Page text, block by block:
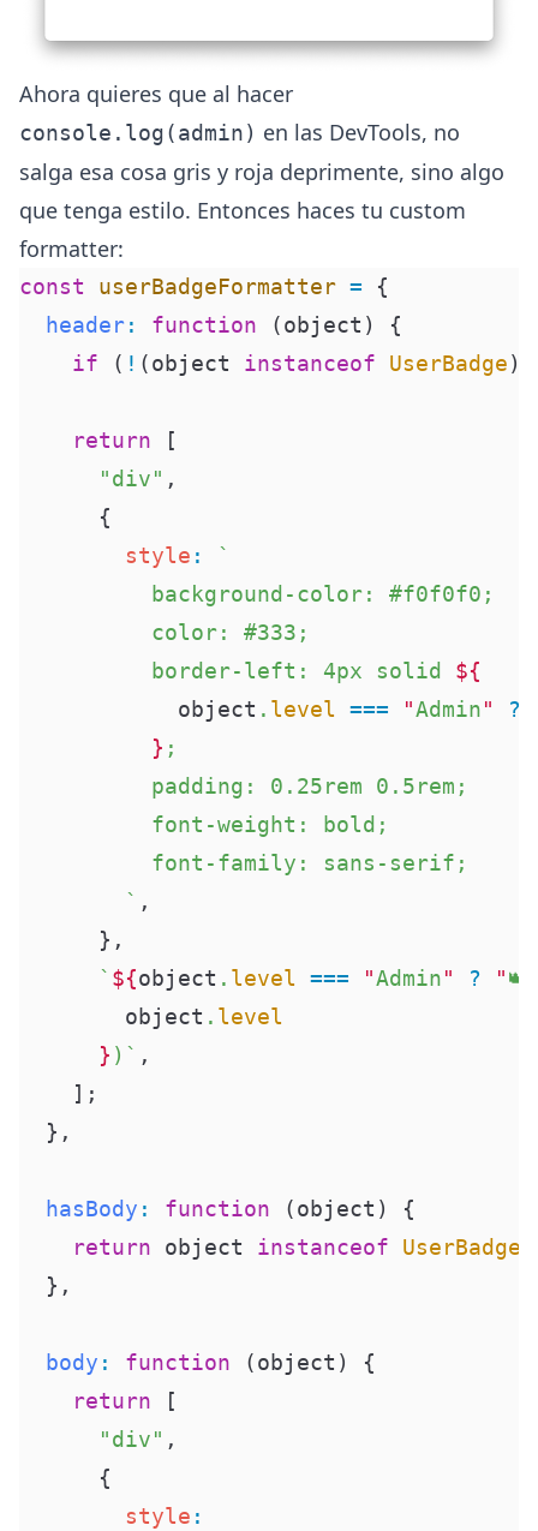
Ahora quieres que al hacer
console.log(admin) en las DevTools, no
salga esa cosa gris y roja deprimente, sino algo
que tenga estilo. Entonces haces tu custom
formatter:
const userBadgeFormatter = {
  header
: function (object )
{
    if
( ! (object instanceof UserBadge
    return
[
      "div"
,
      {
        style
:
`
          background-color: #f0f0f0;
          color: #333;
          border-left: 4px solid
${
            object
. level === "Admin" ?
          }
;
          padding: 0.25rem 0.5rem;
          font-weight: bold;
          font-family: sans-serif;
        `
,
      },
      `
${object . level === "Admin" ? "👑
        object
. level
      }
)` ,
    ]
;
  },
  hasBody
: function (object )
{
    return
object instanceof UserBadge
  },
  body
: function (object )
{
    return
[
      "div"
,
      {
        style
: